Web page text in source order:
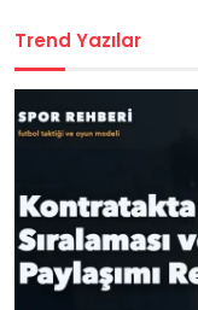
Trend Yazılar